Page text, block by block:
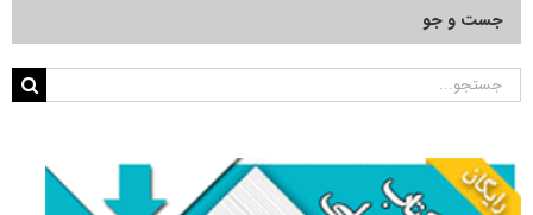
جست و جو
جستجو